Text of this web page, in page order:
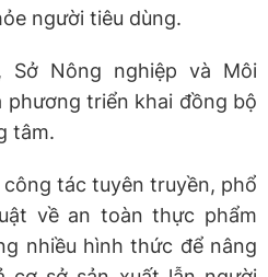
người tiêu dùng.
Sở Nông nghiệp và Môi
phương triển khai đồng bộ
tâm.
tác tuyên truyền, phổ
về an toàn thực phẩm
nhiều hình thức để nâng